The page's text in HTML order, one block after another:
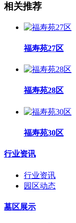
相关推荐
福寿苑27区
福寿苑28区
福寿苑30区
行业资讯
行业资讯
园区动态
墓区展示